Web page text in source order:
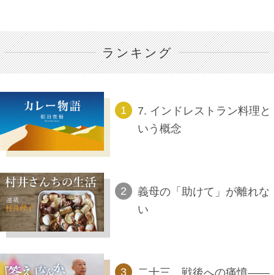
ランキング
7. インドレストラン料理と
いう概念
義母の「助けて」が離れな
い
二十三、戦後への痛憤――